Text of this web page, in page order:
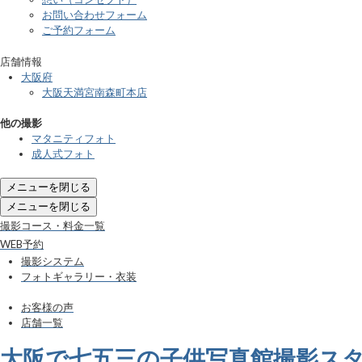
お問い合わせフォーム
ご予約フォーム
店舗情報
大阪府
大阪天満宮南森町本店
他の撮影
マタニティフォト
成人式フォト
メニューを閉じる
メニューを閉じる
撮影コース・料金一覧
WEB予約
撮影システム
フォトギャラリー・衣装
お客様の声
店舗一覧